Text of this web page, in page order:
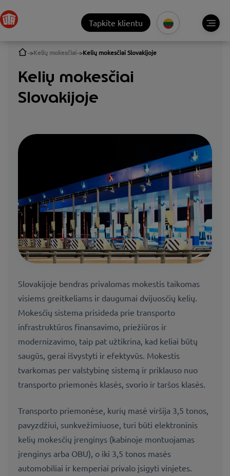
Tapkite klientu
Kelių mokesčiai Kelių mokesčiai Slovakijoje
Kelių mokesčiai
Slovakijoje
Slovakijoje bendras privalomas mokestis taikomas
visiems greitkeliams ir daugumai dvijuosčių kelių.
Mokesčių sistema prisideda prie transporto
infrastruktūros finansavimo, priežiūros ir
modernizavimo, taip pat užtikrina, kad keliai būtų
saugūs, gerai išvystyti ir efektyvūs. Mokestis
tvarkomas per valstybinę sistemą ir priklauso nuo
transporto priemonės klasės, svorio ir taršos klasės.
Transporto priemonėse, kurių masė viršija 3,5 tonos,
pavyzdžiui, sunkvežimiuose, turi būti elektroninis
kelių mokesčių įrenginys (kabinoje montuojamas
įrenginys arba OBU), o iki 3,5 tonos masės
automobiliai ir kemperiai privalo įsigyti vinjetes.